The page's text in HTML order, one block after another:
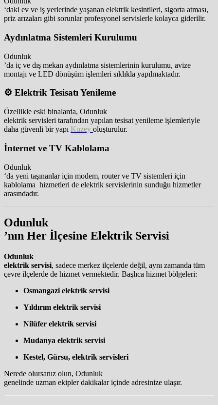
‘daki ev ve iş yerlerinde yaşanan elektrik kesintileri, sigorta atması,
priz arızaları gibi sorunlar profesyonel servislerle kolayca giderilir.
Aydınlatma Sistemleri Kurulumu
Odunluk
’da iç ve dış mekan aydınlatma sistemlerinin kurulumu, avize
montajı ve LED dönüşüm işlemleri sıklıkla yapılmaktadır.
⚙️ Elektrik Tesisatı Yenileme
Özellikle eski binalarda, Odunluk
elektrik servisleri tarafından yapılan tesisat yenileme işlemleriyle
daha güvenli bir yapı Kuzey oluşturulur.
İnternet ve TV Kablolama
Odunluk
‘da yeni taşınanlar için modem, router ve TV sistemleri için
kablolama hizmetleri de elektrik servislerinin sunduğu hizmetler
arasındadır.
Odunluk
’nın Her İlçesine Elektrik Servisi
Odunluk
elektrik servisi, sadece merkez ilçelerde değil, aynı zamanda tüm
çevre ilçelerde de hizmet vermektedir. Başlıca hizmet bölgeleri:
Osmangazi elektrik servisi
Yıldırım elektrik servisi
Nilüfer elektrik servisi
Mudanya elektrik servisi
Kestel, Gürsu, elektrik servisleri
Nerede olursanız olun, Odunluk
genelinde uzman ekipler dakikalar içinde adresinize ulaşır.